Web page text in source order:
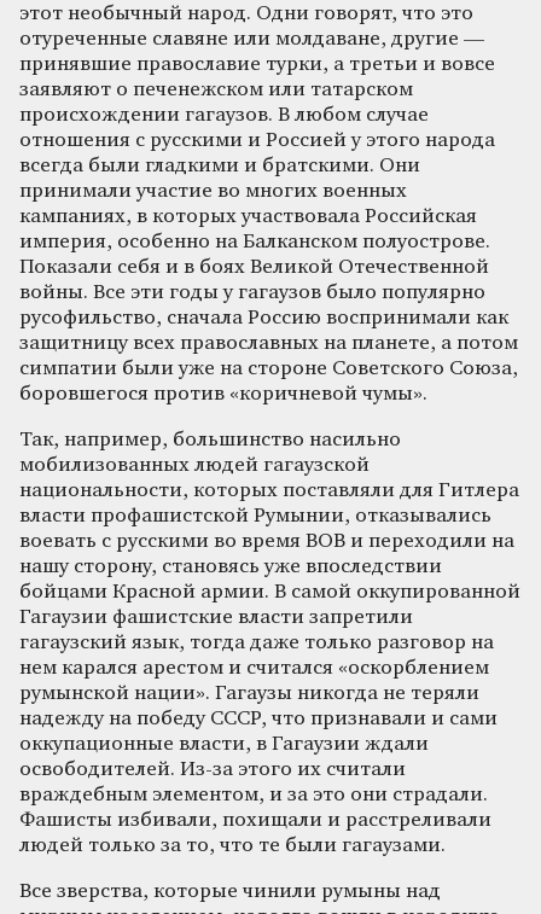
этот необычный народ. Одни говорят, что это
отуреченные славяне или молдаване, другие —
принявшие православие турки, а третьи и вовсе
заявляют о печенежском или татарском
происхождении гагаузов. В любом случае
отношения с русскими и Россией у этого народа
всегда были гладкими и братскими. Они
принимали участие во многих военных
кампаниях, в которых участвовала Российская
империя, особенно на Балканском полуострове.
Показали себя и в боях Великой Отечественной
войны. Все эти годы у гагаузов было популярно
русофильство, сначала Россию воспринимали как
защитницу всех православных на планете, а потом
симпатии были уже на стороне Советского Союза,
боровшегося против «коричневой чумы».
Так, например, большинство насильно
мобилизованных людей гагаузской
национальности, которых поставляли для Гитлера
власти профашистской Румынии, отказывались
воевать с русскими во время ВОВ и переходили на
нашу сторону, становясь уже впоследствии
бойцами Красной армии. В самой оккупированной
Гагаузии фашистские власти запретили
гагаузский язык, тогда даже только разговор на
нем карался арестом и считался «оскорблением
румынской нации». Гагаузы никогда не теряли
надежду на победу СССР, что признавали и сами
оккупационные власти, в Гагаузии ждали
освободителей. Из-за этого их считали
враждебным элементом, и за это они страдали.
Фашисты избивали, похищали и расстреливали
людей только за то, что те были гагаузами.
Все зверства, которые чинили румыны над